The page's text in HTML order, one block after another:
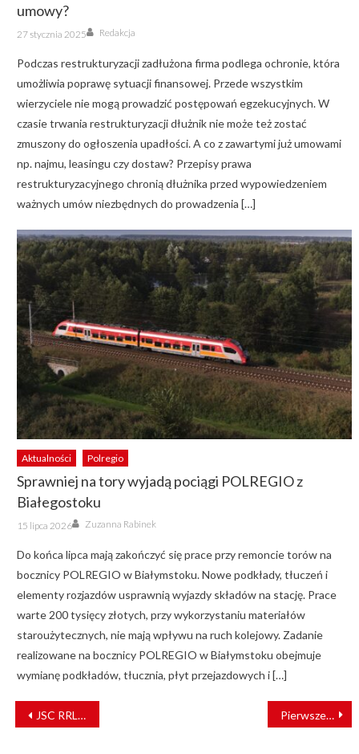
umowy?
Posted
on
27 stycznia 2025 Author
Redakcja
Podczas restrukturyzacji zadłużona firma podlega ochronie, która
umożliwia poprawę sytuacji finansowej. Przede wszystkim
wierzyciele nie mogą prowadzić postępowań egzekucyjnych. W
czasie trwania restrukturyzacji dłużnik nie może też zostać
zmuszony do ogłoszenia upadłości. A co z zawartymi już umowami
np. najmu, leasingu czy dostaw? Przepisy prawa
restrukturyzacyjnego chronią dłużnika przed wypowiedzeniem
ważnych umów niezbędnych do prowadzenia […]
Aktualności Polregio
Sprawniej na tory wyjadą pociągi POLREGIO z
Białegostoku
Posted
on
15 lipca 2026 Author
Zuzanna Rabinek
Do końca lipca mają zakończyć się prace przy remoncie torów na
bocznicy POLREGIO w Białymstoku. Nowe podkłady, tłuczeń i
elementy rozjazdów usprawnią wyjazdy składów na stację. Prace
warte 200 tysięcy złotych, przy wykorzystaniu materiałów
staroużytecznych, nie mają wpływu na ruch kolejowy. Zadanie
realizowane na bocznicy POLREGIO w Białymstoku obejmuje
wymianę podkładów, tłucznia, płyt przejazdowych i […]
NAWIGACJA
WPISU
JSC RRL oraz JSC UTLC ERA wysłały trzeci pociąg z produktami objętymi sankcjami do Chin Pierwsze pociągi przejechały wielkopolskim bajpasem